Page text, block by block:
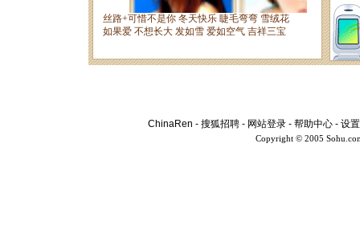
ChinaRen - 搜狐招聘 - 网站登录 - 帮助中心 - 设
Copyright © 2005